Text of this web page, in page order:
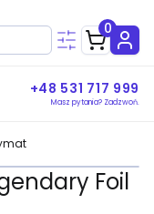
0
+48 531 717 999
Masz pytania? Zadzwoń.
Foil